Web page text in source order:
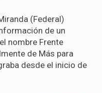
(Federal)
de un
nombre Frente
de Más para
desde el inicio de